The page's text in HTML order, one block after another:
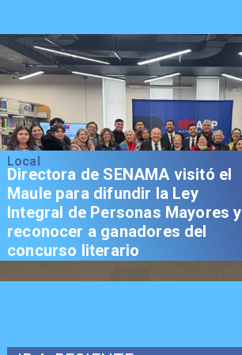
Local
Directora de SENAMA visitó el
Maule para difundir la Ley
Integral de Personas Mayores y
reconocer a ganadores del
concurso literario